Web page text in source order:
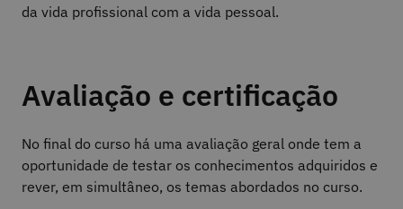
da vida profissional com a vida pessoal.
Avaliação e certificação
No final do curso há uma avaliação geral onde tem a
oportunidade de testar os conhecimentos adquiridos e
rever, em simultâneo, os temas abordados no curso.